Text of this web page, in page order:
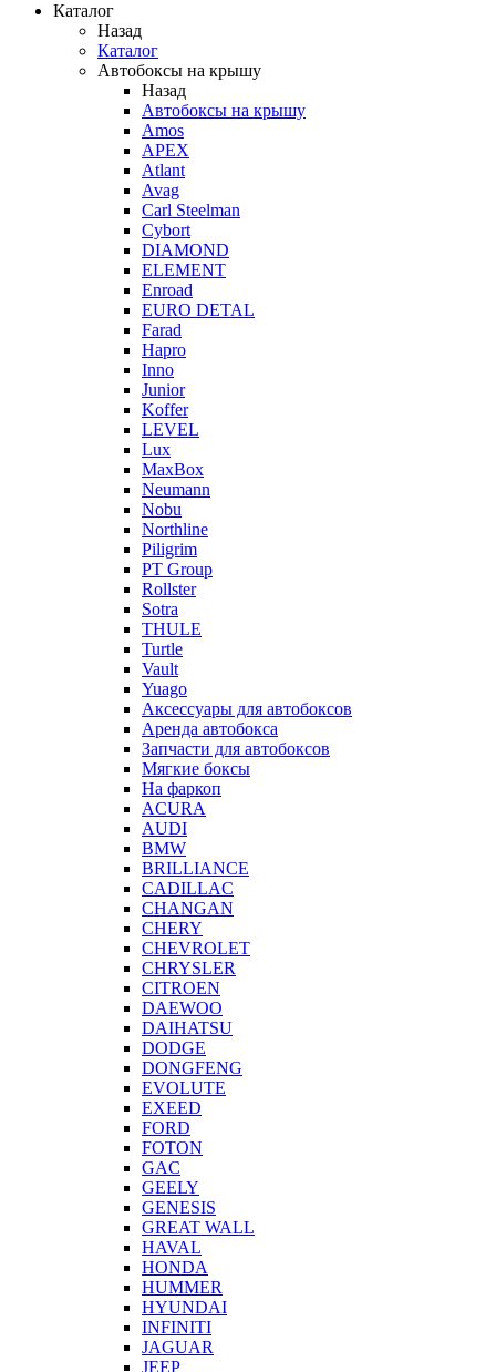
Каталог
Назад
Каталог
Автобоксы на крышу
Назад
Автобоксы на крышу
Amos
APEX
Atlant
Avag
Carl Steelman
Cybort
DIAMOND
ELEMENT
Enroad
EURO DETAL
Farad
Hapro
Inno
Junior
Koffer
LEVEL
Lux
MaxBox
Neumann
Nobu
Northline
Piligrim
PT Group
Rollster
Sotra
THULE
Turtle
Vault
Yuago
Аксессуары для автобоксов
Аренда автобокса
Запчасти для автобоксов
Мягкие боксы
На фаркоп
ACURA
AUDI
BMW
BRILLIANCE
CADILLAC
CHANGAN
CHERY
CHEVROLET
CHRYSLER
CITROEN
DAEWOO
DAIHATSU
DODGE
DONGFENG
EVOLUTE
EXEED
FORD
FOTON
GAC
GEELY
GENESIS
GREAT WALL
HAVAL
HONDA
HUMMER
HYUNDAI
INFINITI
JAGUAR
JEEP